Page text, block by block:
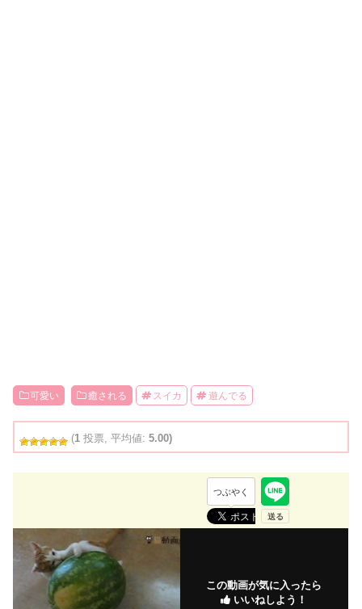
可愛い 癒される スイカ 遊んでる
(1 投票, 平均値:5.00)
つぶやく
この動画が気に入ったら
いいねしよう！